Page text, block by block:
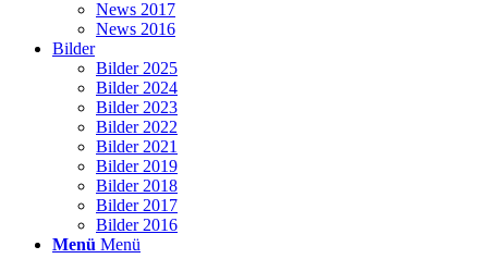
News 2017
News 2016
Bilder
Bilder 2025
Bilder 2024
Bilder 2023
Bilder 2022
Bilder 2021
Bilder 2019
Bilder 2018
Bilder 2017
Bilder 2016
Menü Menü